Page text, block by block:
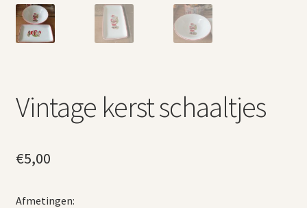
Vintage kerst schaaltjes
€5,00
Afmetingen: